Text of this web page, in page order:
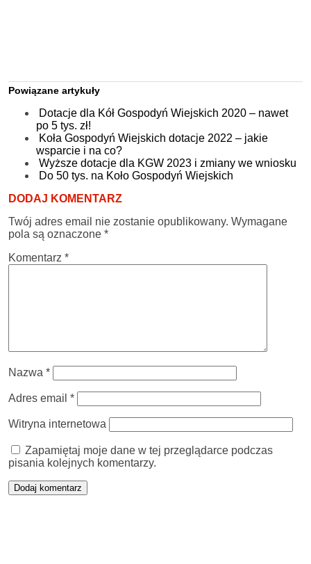
Powiązane artykuły
Dotacje dla Kół Gospodyń Wiejskich 2020 – nawet
po 5 tys. zł!
Koła Gospodyń Wiejskich dotacje 2022 – jakie
wsparcie i na co?
Wyższe dotacje dla KGW 2023 i zmiany we wniosku
Do 50 tys. na Koło Gospodyń Wiejskich
DODAJ KOMENTARZ
Twój adres email nie zostanie opublikowany. Wymagane
pola są oznaczone *
Komentarz *
Nazwa *
Adres email *
Witryna internetowa
Zapamiętaj moje dane w tej przeglądarce podczas
pisania kolejnych komentarzy.